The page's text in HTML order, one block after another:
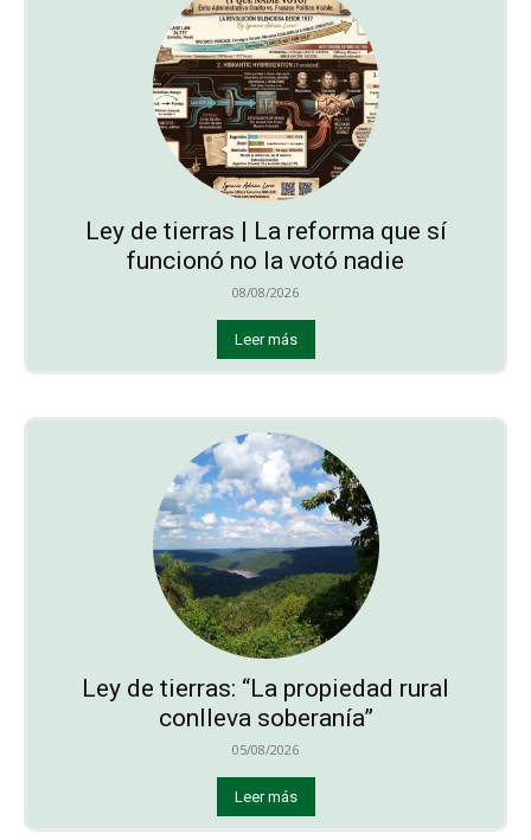
Ley de tierras | La reforma que sí
funcionó no la votó nadie
08/08/2026
Leer más
Ley de tierras: “La propiedad rural
conlleva soberanía”
05/08/2026
Leer más